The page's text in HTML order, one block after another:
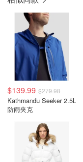
$139.99 $279.98
Kathmandu Seeker 2.5L
防雨夹克